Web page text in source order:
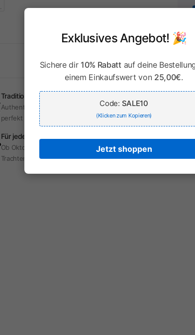
Tradition & Moderne
Authentische Trachten mit modernem Touch –
perfekt für jeden Anlass.
Für jeden Anlass
Ob Oktoberfest, Hochzeit oder Alltag – unsere
Trachten sind vielseitig tragbar.
Exklusives Angebot! 🎉
Sichere dir 10% Rabattauf deine
einem Einkaufswert von 25,00€.
Code: SALE10
(Klicken zum Kopieren)
Jetzt shoppen